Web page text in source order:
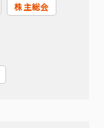
株主総会